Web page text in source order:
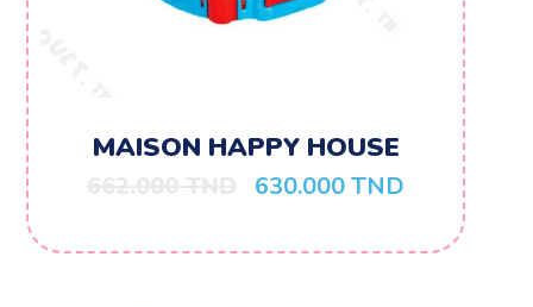
MAISON HAPPY HOUSE
630.000TND